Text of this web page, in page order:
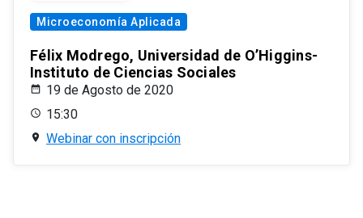
Microeconomía Aplicada
Félix Modrego, Universidad de O’Higgins-
Instituto de Ciencias Sociales
19 de Agosto de 2020
15:30
Webinar con inscripción